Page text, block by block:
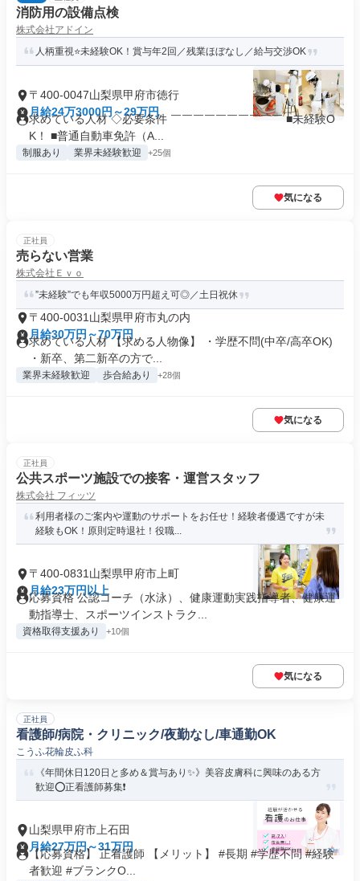
消防用の設備点検
株式会社アドイン
人柄重視⭐未経験OK！賞与年2回／残業ほぼなし／給与交渉OK
〒400-0047山梨県甲府市徳行
月給24万3000円～29万円
求めている人材 ◇必要条件 ￣￣￣￣￣￣￣￣￣￣ ■未経験O
K！ ■普通自動車免許（A...
制服あり 業界未経験歓迎 +25個
気になる
正社員
売らない営業
株式会社Ｅｖｏ
”未経験”でも年収5000万円超え可◎／土日祝休
〒400-0031山梨県甲府市丸の内
月給30万円～70万円
求めている人材 【求める人物像】 ・学歴不問(中卒/高卒OK)
・新卒、第二新卒の方で...
業界未経験歓迎 歩合給あり +28個
気になる
正社員
公共スポーツ施設での接客・運営スタッフ
株式会社 フィッツ
利用者様のご案内や運動のサポートをお任せ！経験者優遇ですが未
経験もOK！原則定時退社！役職...
〒400-0831山梨県甲府市上町
月給23万円以上
応募資格 公認コーチ（水泳）、健康運動実践指導者、健康運
動指導士、スポーツインストラク...
資格取得支援あり +10個
気になる
正社員
看護師/病院・クリニック/夜勤なし/車通勤OK
こうふ花輪皮ふ科
《年間休日120日と多め＆賞与あり✨》美容皮膚科に興味のある方
歓迎⭕正看護師募集❗️
山梨県甲府市上石田
月給27万円～31万円
【応募資格】 正看護師 【メリット】 #長期 #学歴不問 #経験
者歓迎 #ブランクO...